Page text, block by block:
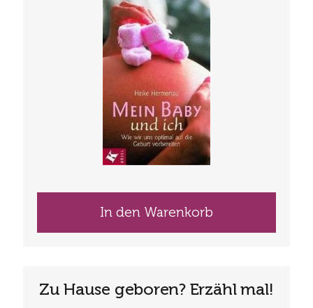
In den Warenkorb
Zu Hause geboren? Erzähl mal!